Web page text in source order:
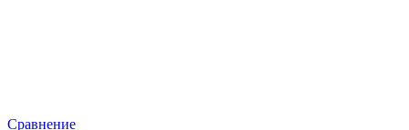
Сравнение